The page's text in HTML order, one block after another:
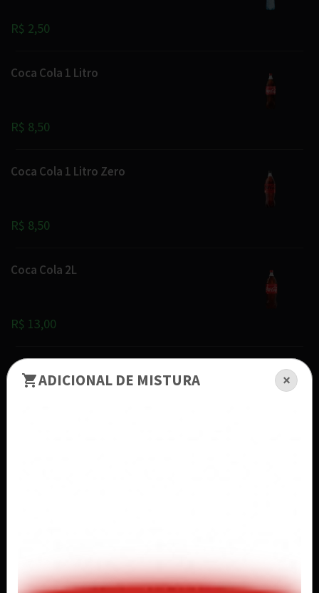
ADICIONAL DE MISTURA ×
R$ 2,50
Coca Cola 1 Litro
R$ 8,50
Coca Cola 1 Litro Zero
R$ 8,50
Coca Cola 2L
R$ 13,00
Coca Cola 2L Zero
Coca Cola 600ml Zero